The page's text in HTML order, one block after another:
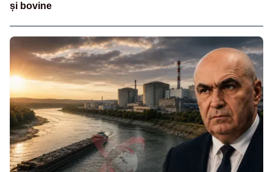
și bovine